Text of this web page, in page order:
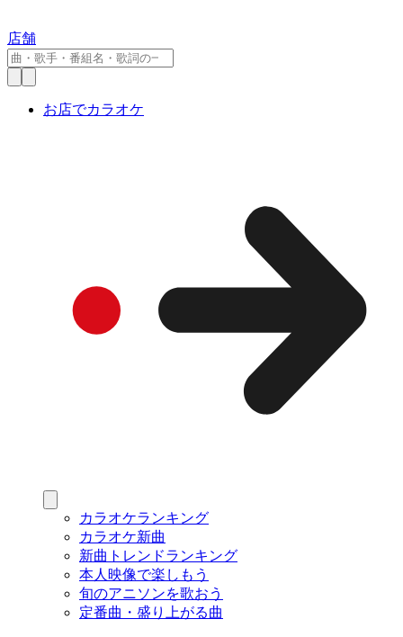
店舗
お店でカラオケ
カラオケランキング
カラオケ新曲
新曲トレンドランキング
本人映像で楽しもう
旬のアニソンを歌おう
定番曲・盛り上がる曲